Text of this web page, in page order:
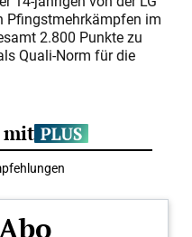
Pfingstmehrkämpfen im
2.800 Punkte zu
Quali-Norm für die